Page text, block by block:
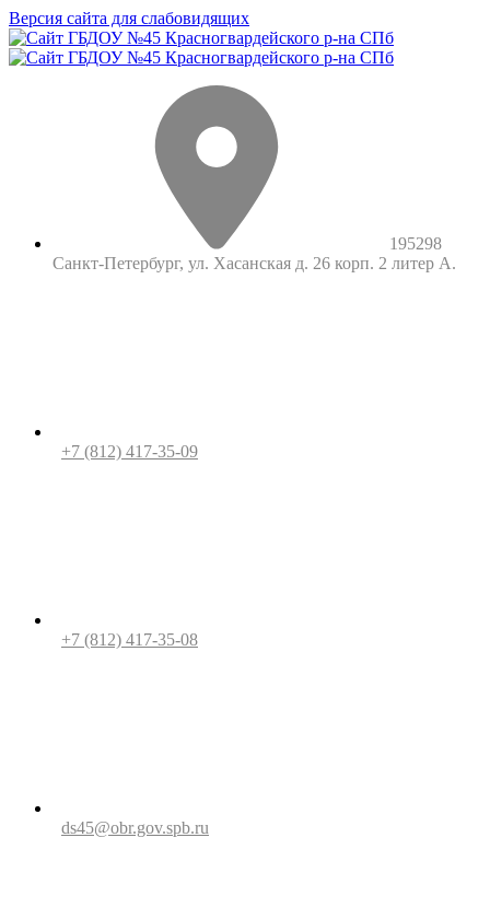
Версия сайта для слабовидящих
195298
Санкт-Петербург, ул. Хасанская д. 26 корп. 2 литер А.
+7 (812) 417-35-09
+7 (812) 417-35-08
ds45@obr.gov.spb.ru